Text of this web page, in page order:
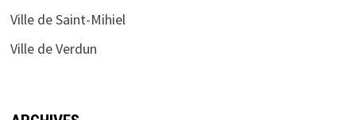
Ville de Saint-Mihiel
Ville de Verdun